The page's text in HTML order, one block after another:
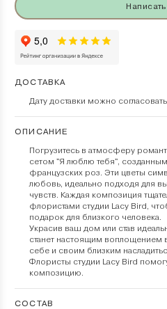
ДОСТАВКА
Дату доставки можно
ОПИСАНИЕ
Погрузитесь в атмосферу
сетом "Я люблю тебя",
французских роз. Эти цветы
любовь, идеально подходя для
чувств. Каждая композиция
флористами студии Lacy Bird,
подарок для близкого человека.
Украсив ваш дом или став
станет настоящим воплощением
себе и своим близким
Флористы студии Lacy Bird
композицию.
СОСТАВ